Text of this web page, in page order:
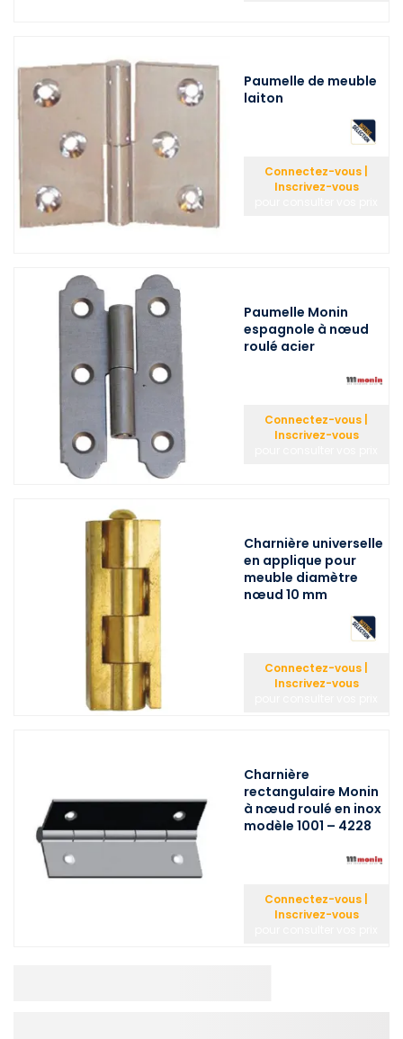
Paumelle de meuble
laiton
Connectez-vous |
Inscrivez-vous
Paumelle Monin
espagnole à nœud
roulé acier
Connectez-vous |
Inscrivez-vous
Charnière universelle
en applique pour
meuble diamètre
nœud 10 mm
Connectez-vous |
Inscrivez-vous
Charnière
rectangulaire Monin
à nœud roulé en inox
modèle 1001 – 4228
Connectez-vous |
Inscrivez-vous